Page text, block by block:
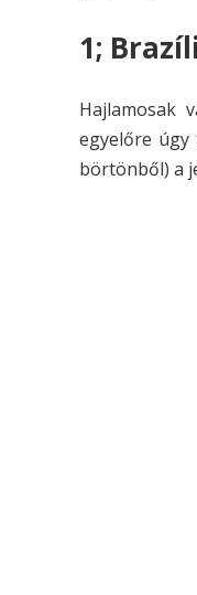
1;
Hajlamosak
egyelőre
börtönből) a